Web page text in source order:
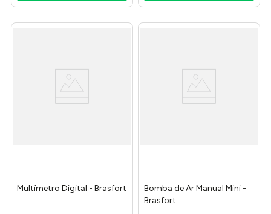
Multímetro Digital - Brasfort
Bomba de Ar Manual Mini -
Brasfort